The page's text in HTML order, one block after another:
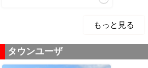
もっと見る
タウンユーザ